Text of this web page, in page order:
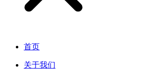
首页
关于我们